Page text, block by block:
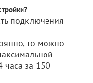
подключения
то можно
часа за 150